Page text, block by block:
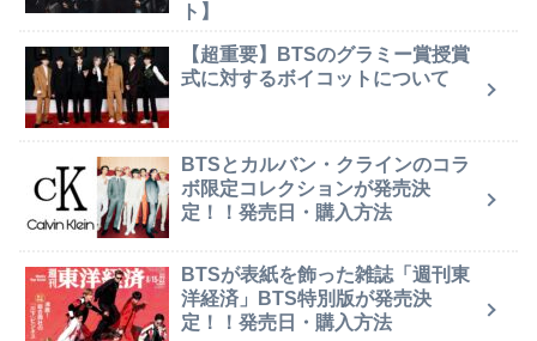
ト】
【超重要】BTSのグラミー賞授賞
式に対するボイコットについて
BTSとカルバン・クラインのコラ
ボ限定コレクションが発売決
定！！発売日・購入方法
BTSが表紙を飾った雑誌「週刊東
洋経済」BTS特別版が発売決
定！！発売日・購入方法